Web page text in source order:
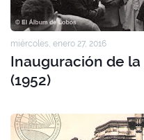
miércoles, enero 27, 2016
Inauguración de
(1952)